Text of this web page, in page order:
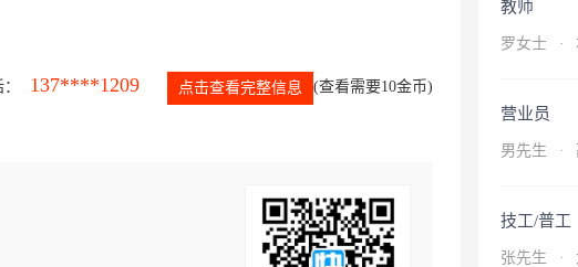
137****1209 点击查看完整信息 (查看需要10金币)
教师
罗女士 ·
营业员
男先生 ·
技工/普工
张先生 ·